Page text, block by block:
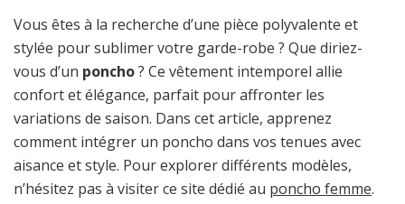
Vous êtes à la recherche d’une pièce polyvalente et
stylée pour sublimer votre garde-robe ? Que diriez-
vous d’un poncho? Ce vêtement intemporel allie
confort et élégance, parfait pour affronter les
variations de saison. Dans cet article, apprenez
comment intégrer un poncho dans vos tenues avec
aisance et style. Pour explorer différents modèles,
n’hésitez pas à visiter ce site dédié au poncho femme.